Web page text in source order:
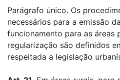
Parágrafo único. Os
necessários para a emissão
funcionamento para as áreas
regularização são definidos
respeitada a legislação